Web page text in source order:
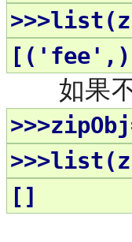
如果
[]